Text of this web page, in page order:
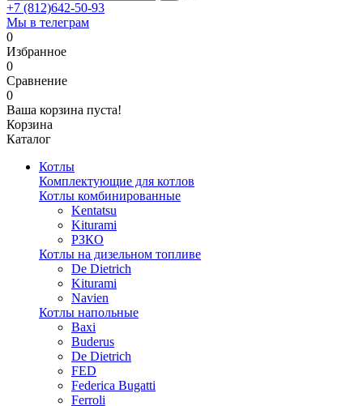
+7 (812)642-50-93
Мы в телеграм
0
Избранное
0
Сравнение
0
Ваша корзина пуста!
Корзина
Каталог
Котлы
Комплектующие для котлов
Котлы комбинированные
Kentatsu
Kiturami
РЗКО
Котлы на дизельном топливе
De Dietrich
Kiturami
Navien
Котлы напольные
Baxi
Buderus
De Dietrich
FED
Federica Bugatti
Ferroli